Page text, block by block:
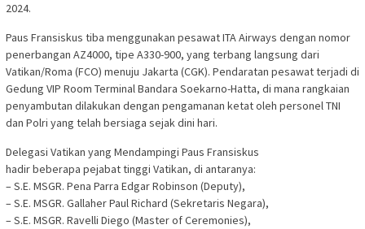
2024.
Paus Fransiskus tiba menggunakan pesawat ITA Airways dengan nomor
penerbangan AZ4000, tipe A330-900, yang terbang langsung dari
Vatikan/Roma (FCO) menuju Jakarta (CGK). Pendaratan pesawat terjadi di
Gedung VIP Room Terminal Bandara Soekarno-Hatta, di mana rangkaian
penyambutan dilakukan dengan pengamanan ketat oleh personel TNI
dan Polri yang telah bersiaga sejak dini hari.
Delegasi Vatikan yang Mendampingi Paus Fransiskus
hadir beberapa pejabat tinggi Vatikan, di antaranya:
– S.E. MSGR. Pena Parra Edgar Robinson (Deputy),
– S.E. MSGR. Gallaher Paul Richard (Sekretaris Negara),
– S.E. MSGR. Ravelli Diego (Master of Ceremonies),